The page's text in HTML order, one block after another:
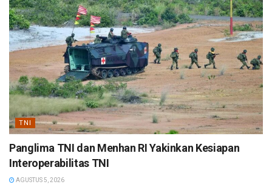
TNI
Panglima TNI dan Menhan RI Yakinkan Kesiapan
Interoperabilitas TNI
AGUSTUS 5, 2026